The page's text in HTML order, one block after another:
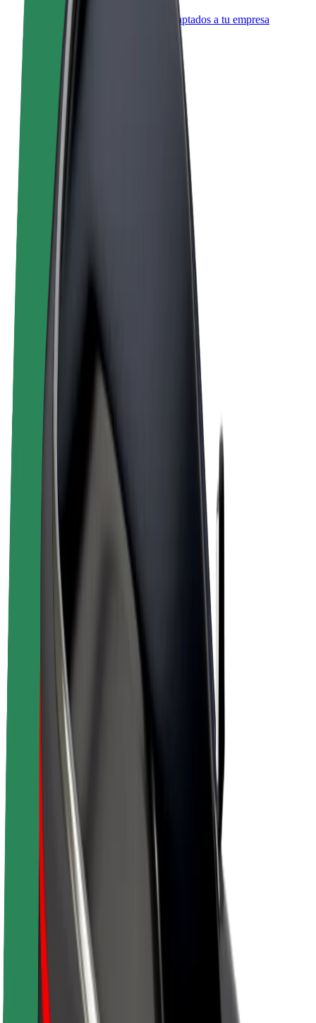
Bolt para empresas
Productos y servicios de Bolt adaptados a tu empresa
Términos y Condiciones
Privacidad
Cookies
© 2026 Bolt Technology OÜ
Productos
Bolt para empresas
Colabora con Bolt
Conductores
Ingresos de conductor/a
Ingresos de repartidor
Comercios de Bolt Food
Franquicias
Empresa
Trabajá con nosotros
Acerca de Bolt
Sostenibilidad en Bolt
Project Zero
Blog
Sala de prensa
Directrices de la marca
Misión
Relación con inversores
Liderazgo
Marca
Medios
Fondo Urbano
Seguridad
Seguridad para usuarios